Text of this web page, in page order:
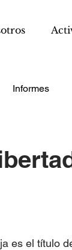
Informes
es el título